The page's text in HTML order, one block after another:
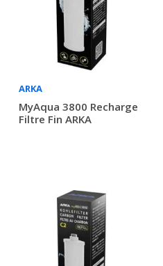
ARKA
MyAqua 3800 Recharge
Filtre Fin ARKA